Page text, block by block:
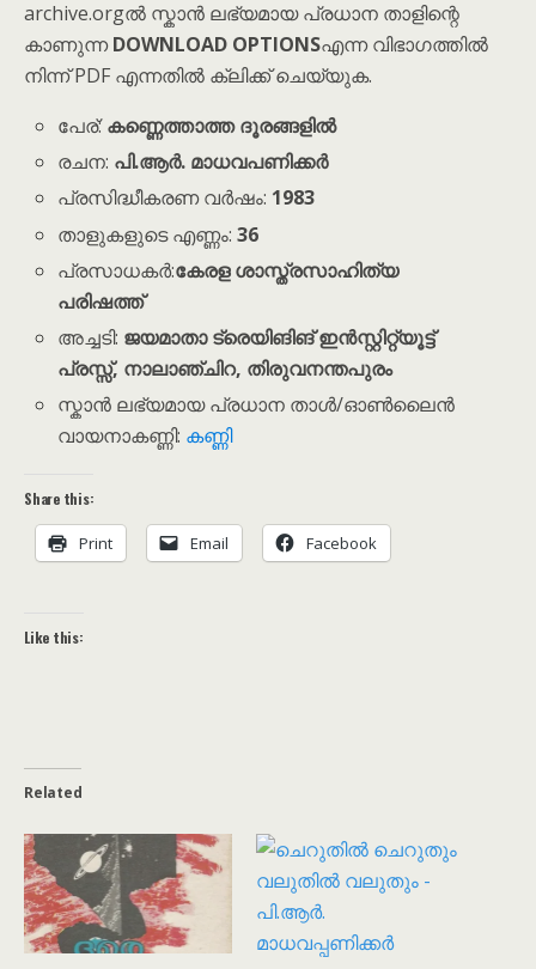
archive.orgൽ സ്കാൻ ലഭ്യമായ പ്രധാന താളിന്റെ
കാണുന്നDOWNLOAD OPTIONSഎന്ന വിഭാഗത്തിൽ
നിന്ന് PDF എന്നതിൽ ക്ലിക്ക് ചെയ്യുക.
പേര്:കണ്ണെത്താത്ത ദൂരങ്ങളിൽ
രചന: പി.ആർ. മാധവപണിക്കർ
പ്രസിദ്ധീകരണ വർഷം: 1983
താളുകളുടെ എണ്ണം:36
പ്രസാധകർ:കേരള ശാസ്ത്രസാഹിത്യ
പരിഷത്ത്
അച്ചടി: ജയമാതാ ട്രെയിങിങ് ഇൻസ്റ്റിറ്റ്യൂട്ട്
പ്രസ്സ്, നാലാഞ്ചിറ, തിരുവനന്തപുരം
സ്കാൻ ലഭ്യമായ പ്രധാന താൾ/ഓൺലൈൻ
വായനാകണ്ണി: കണ്ണി
Share this:
Print Email Facebook
Like this:
Related